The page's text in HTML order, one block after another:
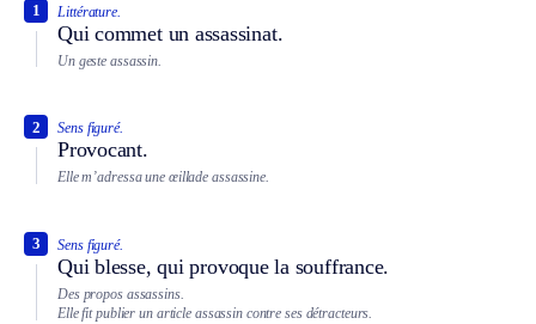
Littérature.
Qui commet un assassinat.
1
Un geste assassin.
Sens figuré.
Provocant.
2
Elle m’adressa une œillade assassine.
Sens figuré.
Qui blesse, qui provoque la souffrance.
3
Des propos assassins.
Elle fit publier un article assassin contre ses détracteurs.